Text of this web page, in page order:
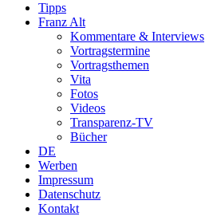
Tipps
Franz Alt
Kommentare & Interviews
Vortragstermine
Vortragsthemen
Vita
Fotos
Videos
Transparenz-TV
Bücher
DE
Werben
Impressum
Datenschutz
Kontakt